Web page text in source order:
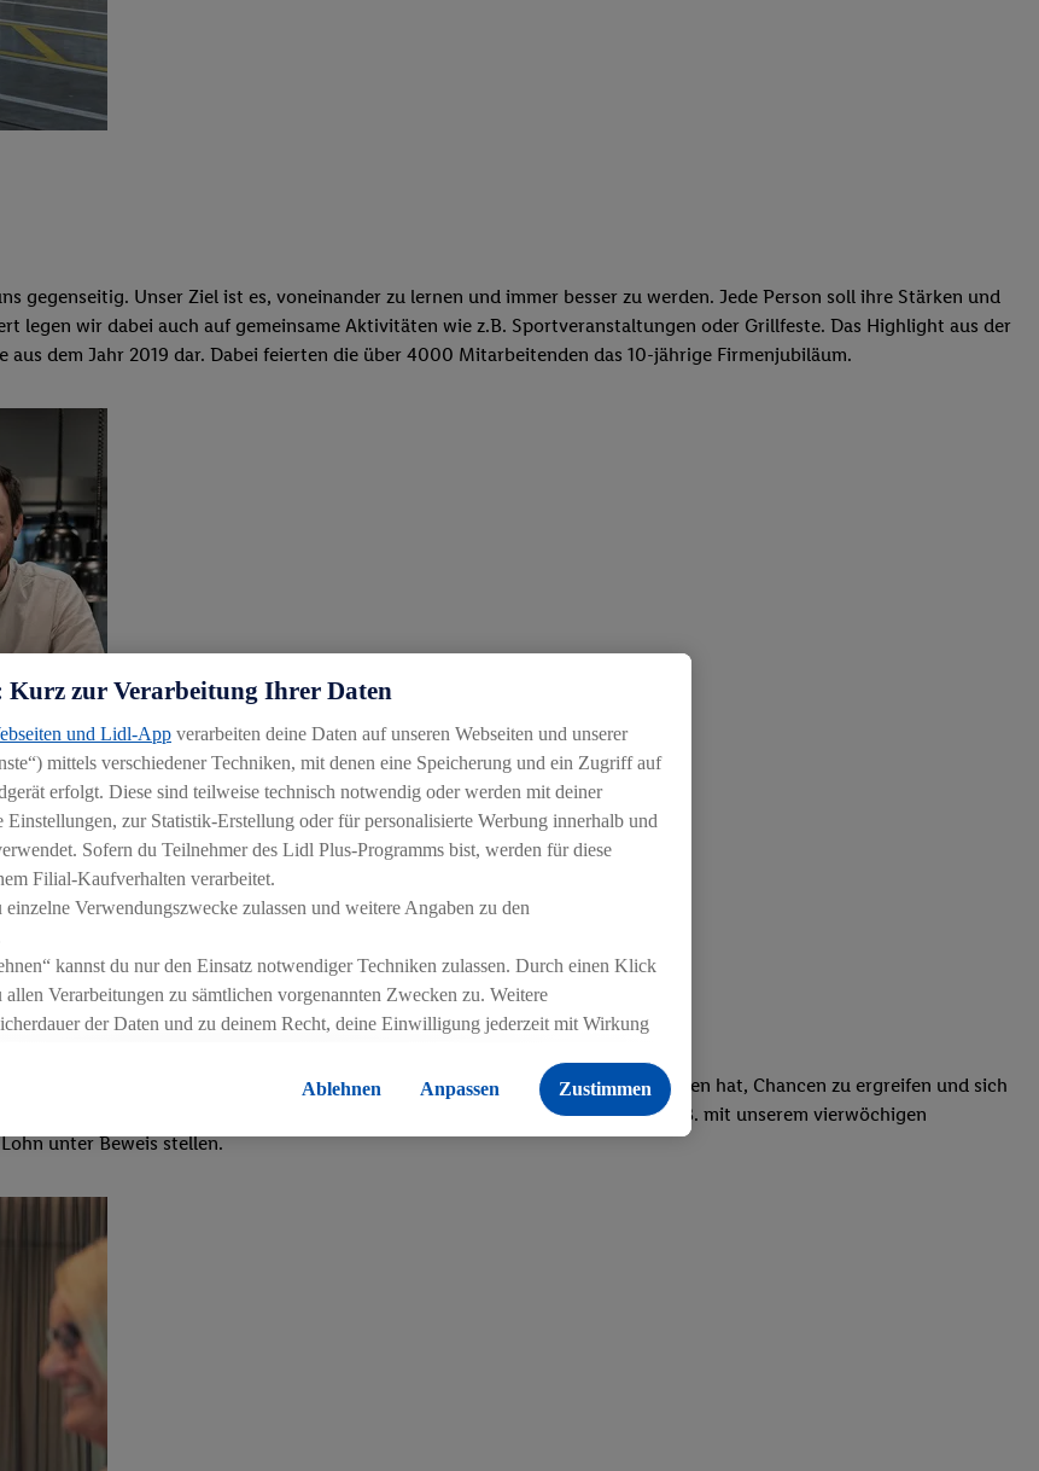
gegenseitig. Unser Ziel ist es, voneinander zu lernen und immer besser zu werden. Jede Person soll ihre Stärken und
legen wir dabei auch auf gemeinsame Aktivitäten wie z.B. Sportveranstaltungen oder Grillfeste. Das Highlight aus der
dem Jahr 2019 dar. Dabei feierten die über 4000 Mitarbeitenden das 10-jährige Firmenjubiläum.
oder Hobby-Pianist. Ob Serien-Junkie oder Fitness-Freak: Wer den Willen hat, Chancen zu ergreifen und sich
Dazu gehört für uns auch die Vereinbarkeit von Beruf und Familie, was wir z.B. mit unserem vierwöchigen
unter Beweis stellen.
Kurz zur Verarbeitung Ihrer Daten
und Lidl-App verarbeiten deine Daten auf unseren Webseiten und unserer
mittels verschiedener Techniken, mit denen eine Speicherung und ein Zugriff auf
erfolgt. Diese sind teilweise technisch notwendig oder werden mit deiner
zur Statistik-Erstellung oder für personalisierte Werbung innerhalb und
Sofern du Teilnehmer des Lidl Plus-Programms bist, werden für diese
Filial-Kaufverhalten verarbeitet.
Verwendungszwecke zulassen und weitere Angaben zu den
kannst du nur den Einsatz notwendiger Techniken zulassen. Durch einen Klick
Verarbeitungen zu sämtlichen vorgenannten Zwecken zu. Weitere
der Daten und zu deinem Recht, deine Einwilligung jederzeit mit Wirkung
Ablehnen
Anpassen Zustimmen